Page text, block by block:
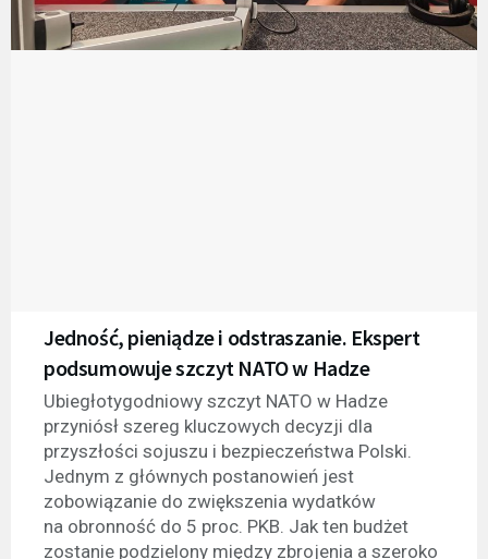
Jedność, pieniądze i odstraszanie. Ekspert
podsumowuje szczyt NATO w Hadze
Ubiegłotygodniowy szczyt NATO w Hadze
przyniósł szereg kluczowych decyzji dla
przyszłości sojuszu i bezpieczeństwa Polski.
Jednym z głównych postanowień jest
zobowiązanie do zwiększenia wydatków
na obronność do 5 proc. PKB. Jak ten budżet
zostanie podzielony między zbrojenia a szeroko